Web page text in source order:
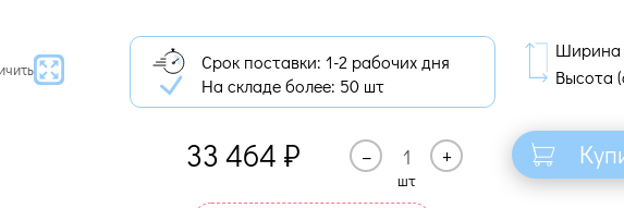
Срок поставки: 1-2 рабочих дня
На складе более: 50 шт
Ширина
Высота
33 464 ₽ –
шт
+